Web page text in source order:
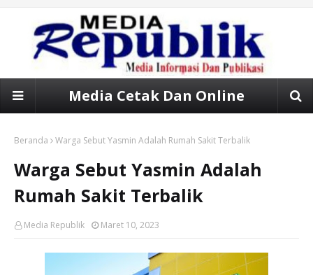
Media Cetak Dan Online
Beranda Warga Sebut Yasmin Adalah Rumah Sakit Terbalik
Warga Sebut Yasmin Adalah
Rumah Sakit Terbalik
Media Republik Maret 10, 2023